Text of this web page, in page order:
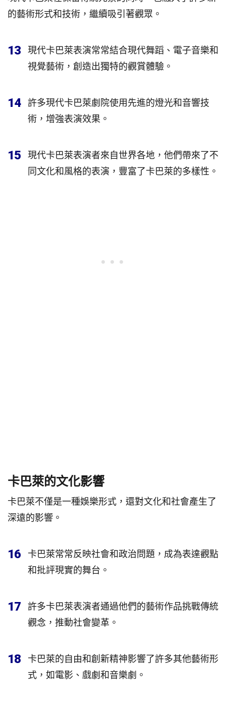
的藝術形式和技術，繼續吸引著觀眾。
13
現代卡巴萊表演常常結合現代舞蹈、電子音樂和
視覺藝術，創造出獨特的觀賞體驗。
14
許多現代卡巴萊劇院使用先進的燈光和音響技
術，增強表演效果。
15
現代卡巴萊表演者來自世界各地，他們帶來了不
同文化和風格的表演，豐富了卡巴萊的多樣性。
卡巴萊的文化影響
卡巴萊不僅是一種娛樂形式，還對文化和社會產生了
深遠的影響。
16
卡巴萊常常反映社會和政治問題，成為表達觀點
和批評現實的舞台。
17
許多卡巴萊表演者通過他們的藝術作品挑戰傳統
觀念，推動社會變革。
18
卡巴萊的自由和創新精神影響了許多其他藝術形
式，如電影、戲劇和音樂劇。